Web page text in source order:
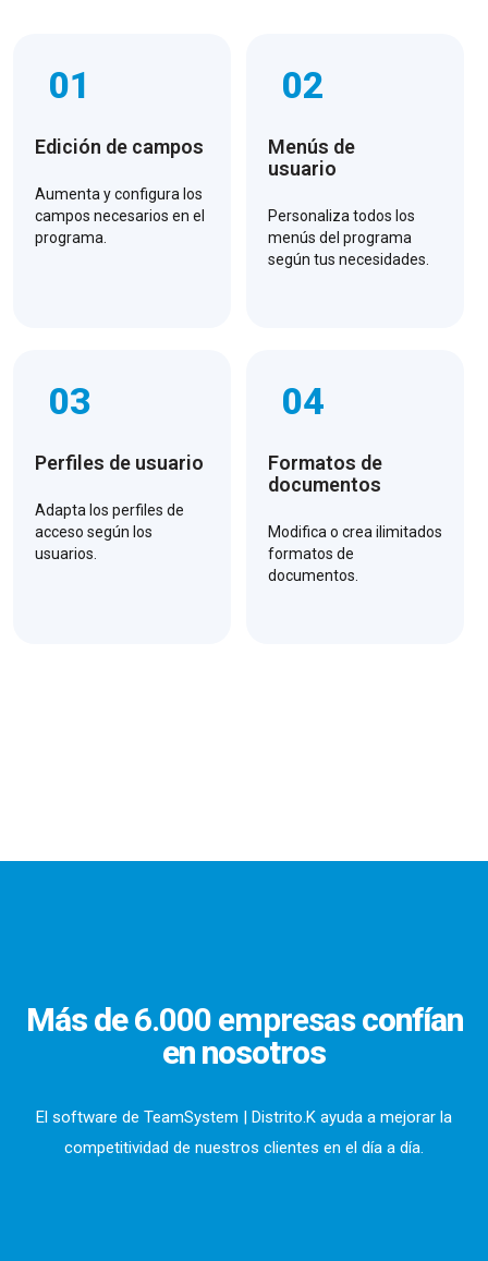
01
Edición de campos
Aumenta y configura los
campos necesarios en el
programa.
02
Menús de
usuario
Personaliza todos los
menús del programa
según tus necesidades.
03
Perfiles de usuario
Adapta los perfiles de
acceso según los
usuarios.
04
Formatos de
documentos
Modifica o crea ilimitados
formatos de
documentos.
Más de6.000 empresasconfían
en nosotros
El software de TeamSystem | Distrito.K ayuda a mejorar la
competitividad de nuestros clientes en el día a día.